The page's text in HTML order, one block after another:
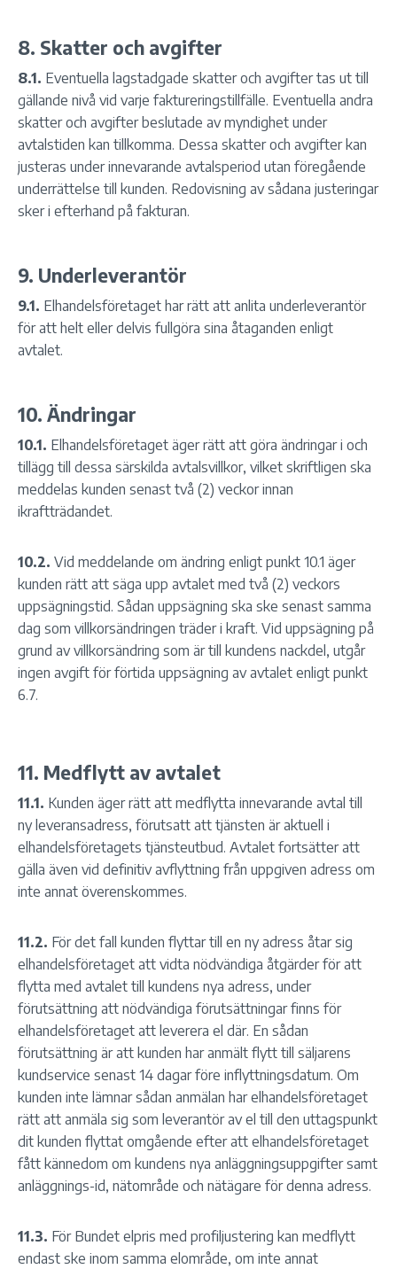
8. Skatter och avgifter
8.1. Eventuella lagstadgade skatter och avgifter tas ut till
gällande nivå vid varje faktureringstillfälle. Eventuella andra
skatter och avgifter beslutade av myndighet under
avtalstiden kan tillkomma. Dessa skatter och avgifter kan
justeras under innevarande avtalsperiod utan föregående
underrättelse till kunden. Redovisning av sådana justeringar
sker i efterhand på fakturan.
9. Underleverantör
9.1. Elhandelsföretaget har rätt att anlita underleverantör
för att helt eller delvis fullgöra sina åtaganden enligt
avtalet.
10. Ändringar
10.1. Elhandelsföretaget äger rätt att göra ändringar i och
tillägg till dessa särskilda avtalsvillkor, vilket skriftligen ska
meddelas kunden senast två (2) veckor innan
ikraftträdandet.
10.2. Vid meddelande om ändring enligt punkt 10.1 äger
kunden rätt att säga upp avtalet med två (2) veckors
uppsägningstid. Sådan uppsägning ska ske senast samma
dag som villkorsändringen träder i kraft. Vid uppsägning på
grund av villkorsändring som är till kundens nackdel, utgår
ingen avgift för förtida uppsägning av avtalet enligt punkt
6.7.
11. Medflytt av avtalet
11.1. Kunden äger rätt att medflytta innevarande avtal till
ny leveransadress, förutsatt att tjänsten är aktuell i
elhandelsföretagets tjänsteutbud. Avtalet fortsätter att
gälla även vid definitiv avflyttning från uppgiven adress om
inte annat överenskommes.
11.2. För det fall kunden flyttar till en ny adress åtar sig
elhandelsföretaget att vidta nödvändiga åtgärder för att
flytta med avtalet till kundens nya adress, under
förutsättning att nödvändiga förutsättningar finns för
elhandelsföretaget att leverera el där. En sådan
förutsättning är att kunden har anmält flytt till säljarens
kundservice senast 14 dagar före inflyttningsdatum. Om
kunden inte lämnar sådan anmälan har elhandelsföretaget
rätt att anmäla sig som leverantör av el till den uttagspunkt
dit kunden flyttat omgående efter att elhandelsföretaget
fått kännedom om kundens nya anläggningsuppgifter samt
anläggnings-id, nätområde och nätägare för denna adress.
11.3. För Bundet elpris med profiljustering kan medflytt
endast ske inom samma elområde, om inte annat